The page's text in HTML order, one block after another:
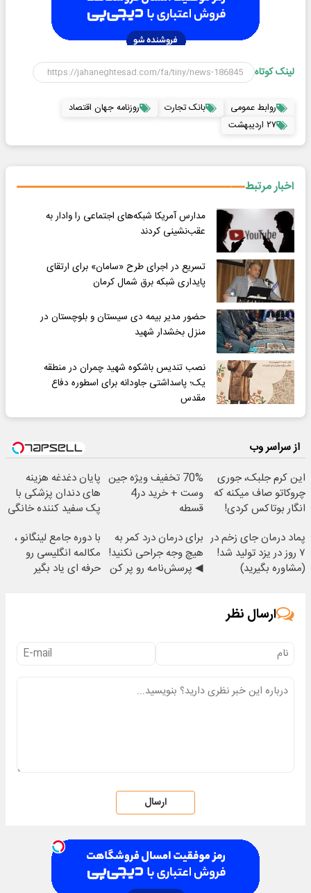
لینک کوتاه
روابط عمومی بانک تجارت
روزنامه جهان اقتصاد
۲۷ ارديبهشت
اخبار مرتبط
مدارس آمریکا شبکه‌های اجتماعی را وادار به
عقب‌نشینی کردند
تسریع در اجرای طرح «سامان» برای ارتقای
پایداری شبکه برق شمال کرمان
حضور مدیر بیمه دی سیستان و بلوچستان در
منزل بخشدار شهید
نصب تندیس باشکوه شهید چمران در منطقه
یک؛ پاسداشتی جاودانه برای اسطوره دفاع
مقدس
از سراسر وب
این کرم جلبک، جوری
چروکاتو صاف میکنه که
انگار بوتاکس کردی!
70% تخفیف ویژه جین
وست + خرید در4
قسطه
پایان دغدغه هزینه
های دندان پزشکی با
پک سفید کننده خانگی
پماد درمان جای زخم در
۷ روز در یزد تولید شد!
(مشاوره بگیرید)
برای درمان درد کمر به
هیچ وجه جراحی نکنید!
◀ پرسش‌نامه رو پر کن
با دوره جامع لینگانو ،
مکالمه انگلیسی رو
حرفه ای یاد بگیر
ارسال نظر
ارسال